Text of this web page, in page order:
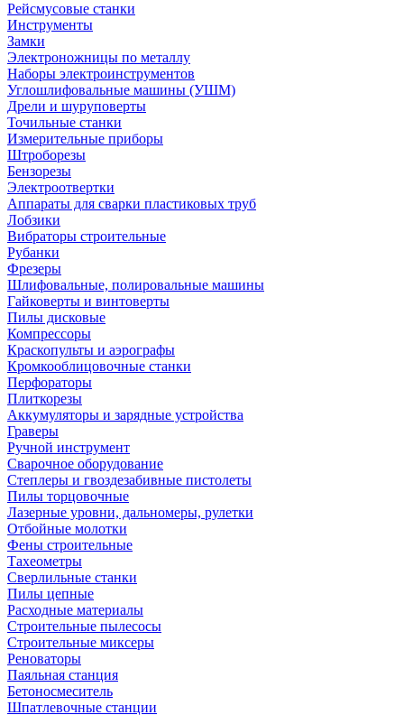
Рейсмусовые станки
Инструменты
Замки
Электроножницы по металлу
Наборы электроинструментов
Углошлифовальные машины (УШМ)
Дрели и шуруповерты
Точильные станки
Измерительные приборы
Штроборезы
Бензорезы
Электроотвертки
Аппараты для сварки пластиковых труб
Лобзики
Вибраторы строительные
Рубанки
Фрезеры
Шлифовальные, полировальные машины
Гайковерты и винтоверты
Пилы дисковые
Компрессоры
Краскопульты и аэрографы
Кромкооблицовочные станки
Перфораторы
Плиткорезы
Аккумуляторы и зарядные устройства
Граверы
Ручной инструмент
Сварочное оборудование
Степлеры и гвоздезабивные пистолеты
Пилы торцовочные
Лазерные уровни, дальномеры, рулетки
Отбойные молотки
Фены строительные
Тахеометры
Сверлильные станки
Пилы цепные
Расходные материалы
Строительные пылесосы
Строительные миксеры
Реноваторы
Паяльная станция
Бетоносмеситель
Шпатлевочные станции